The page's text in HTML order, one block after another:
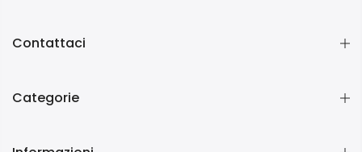
Contattaci
Categorie